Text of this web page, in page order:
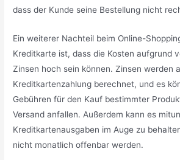
dass der Kunde seine Bestellung nicht
Ein weiterer Nachteil beim Online-
Kreditkarte ist, dass die Kosten aufgrund
Zinsen hoch sein können. Zinsen werden
Kreditkartenzahlung berechnet, und es
Gebühren für den Kauf bestimmter
Versand anfallen. Außerdem kann es
Kreditkartenausgaben im Auge zu
nicht monatlich offenbar werden.